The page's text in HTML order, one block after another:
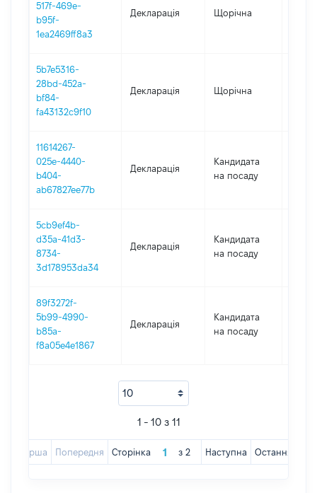
517f-469e-
b95f-
1ea2469ff8a3
Декларація Щорічна
5b7e5316-
28bd-452a-
bf84-
fa43132c9f10
Декларація Щорічна
11614267-
025e-4440-
b404-
ab67827ee77b
Декларація
Кандидата
на посаду
5cb9ef4b-
d35a-41d3-
8734-
3d178953da34
Декларація
Кандидата
на посаду
89f3272f-
5b99-4990-
b85a-
f8a05e4e1867
Декларація
Кандидата
на посаду
1 - 10 з 11
Перша Попередня Сторінка з 2 Наступна Остання